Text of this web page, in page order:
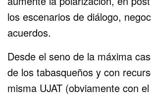
los escenarios de diálogo,
acuerdos.
Desde el seno de la máxima
de los tabasqueños y con
misma UJAT (obviamente con